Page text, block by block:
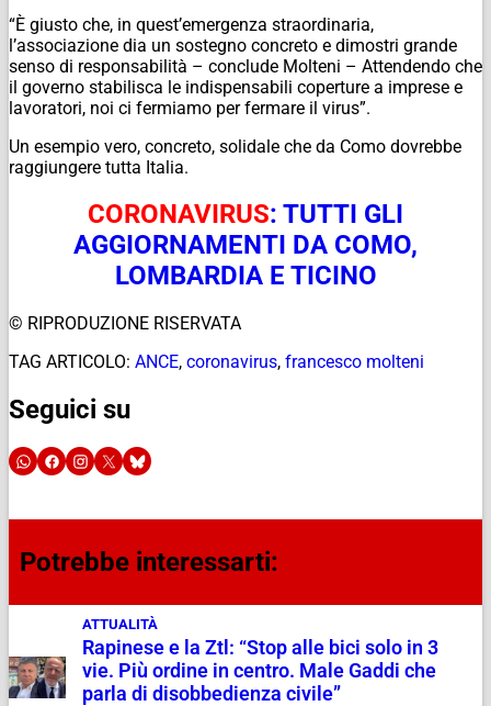
“È giusto che, in quest’emergenza straordinaria,
l’associazione dia un sostegno concreto e dimostri grande
senso di responsabilità – conclude Molteni – Attendendo che
il governo stabilisca le indispensabili coperture a imprese e
lavoratori, noi ci fermiamo per fermare il virus”.
Un esempio vero, concreto, solidale che da Como dovrebbe
raggiungere tutta Italia.
CORONAVIRUS: TUTTI GLI
AGGIORNAMENTI DA COMO,
LOMBARDIA E TICINO
© RIPRODUZIONE RISERVATA
TAG ARTICOLO: ANCE, coronavirus, francesco molteni
Seguici su
Potrebbe interessarti:
ATTUALITÀ
Rapinese e la Ztl: “Stop alle bici solo in 3
vie. Più ordine in centro. Male Gaddi che
parla di disobbedienza civile”